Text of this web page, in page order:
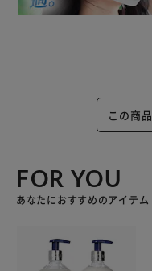
この商
FOR YOU
あなたにおすすめのアイテム